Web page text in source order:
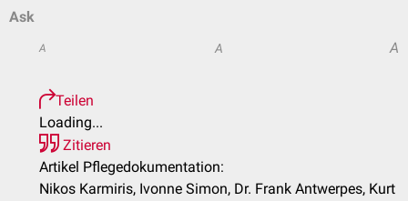
Ask
A A A
Teilen
Loading...
Zitieren
Artikel Pflegedokumentation:
Nikos Karmiris, Ivonne Simon, Dr. Frank Antwerpes, Kurt